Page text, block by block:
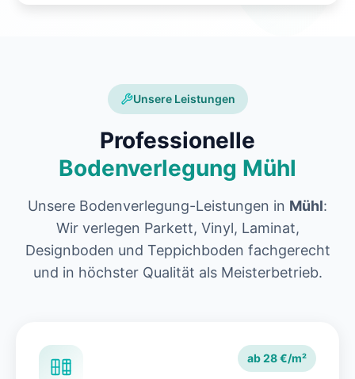
Unsere Leistungen
Professionelle
Bodenverlegung Mühl
Unsere Bodenverlegung-Leistungen in Mühl:
Wir verlegen Parkett, Vinyl, Laminat,
Designboden und Teppichboden fachgerecht
und in höchster Qualität als Meisterbetrieb.
ab 28 €/m²